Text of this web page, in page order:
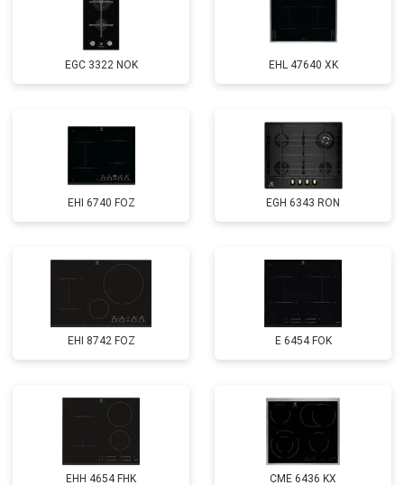
EGС 3322 NOK EHL 47640 XK
EHI 6740 FOZ EGH 6343 RON
EHI 8742 FOZ E 6454 FOK
EHH 4654 FHK CME 6436 KX